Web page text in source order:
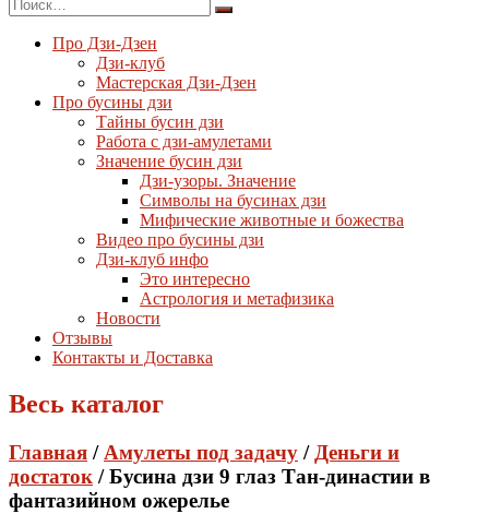
Про Дзи-Дзен
Дзи-клуб
Мастерская Дзи-Дзен
Про бусины дзи
Тайны бусин дзи
Работа с дзи-амулетами
Значение бусин дзи
Дзи-узоры. Значение
Символы на бусинах дзи
Мифические животные и божества
Видео про бусины дзи
Дзи-клуб инфо
Это интересно
Астрология и метафизика
Новости
Отзывы
Контакты и Доставка
Весь каталог
Главная / Амулеты под задачу / Деньги и
достаток / Бусина дзи 9 глаз Тан-династии в
фантазийном ожерелье